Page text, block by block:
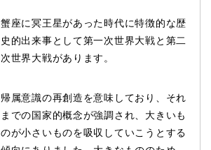
蟹座に冥王星があった時代に特徴的な歴
史的出来事として第一次世界大戦と第二
次世界大戦があります。
帰属意識の再創造を意味しており、それ
までの国家的概念が強調され、大きいも
のが小さいものを吸収していこうとする